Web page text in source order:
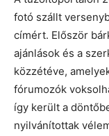
fotó szállt
címért. Először
ajánlások és a
közzétéve,
fórumozók
így került a
nyilvánítottak